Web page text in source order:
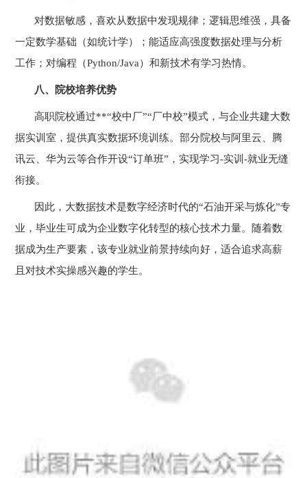
对数据敏感，喜欢从数据中发现规律；逻辑思维强，具备
一定数学基础（如统计学）；能适应高强度数据处理与分析
工作；对编程（Python/Java）和新技术有学习热情。
八、院校培养优势
高职院校通过**“校中厂”“厂中校”模式，与企业共建大数
据实训室，提供真实数据环境训练。部分院校与阿里云、腾
讯云、华为云等合作开设“订单班”，实现学习-实训-就业无缝
衔接。
因此，大数据技术是数字经济时代的“石油开采与炼化”专
业，毕业生可成为企业数字化转型的核心技术力量。随着数
据成为生产要素，该专业就业前景持续向好，适合追求高薪
且对技术实操感兴趣的学生。